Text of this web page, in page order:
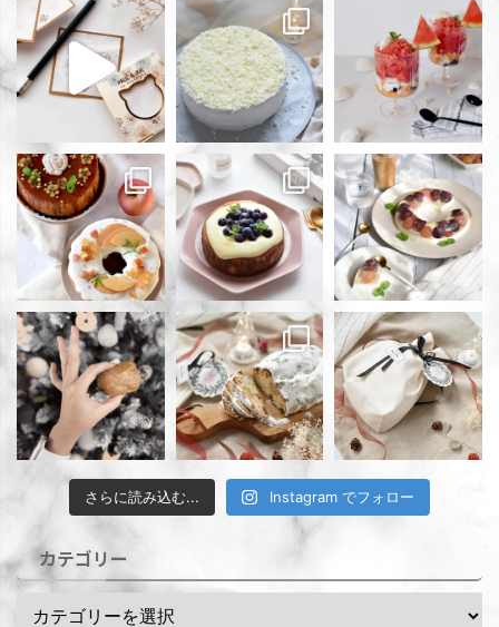
さらに読み込む... Instagram でフォロー
カテゴリー